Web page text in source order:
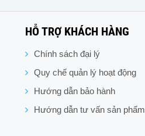
HỖ TRỢ KHÁCH HÀNG
Chính sách đại lý
Quy chế quản lý hoạt động
Hướng dẫn bảo hành
Hướng dẫn tư vấn sản phẩm